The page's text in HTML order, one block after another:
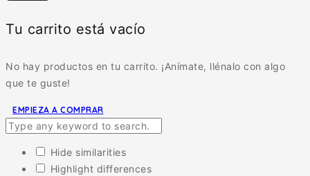
Tu carrito está vacío
No hay productos en tu carrito. ¡Anímate, llénalo con algo
que te guste!
EMPIEZA A COMPRAR
Hide similarities
Highlight differences